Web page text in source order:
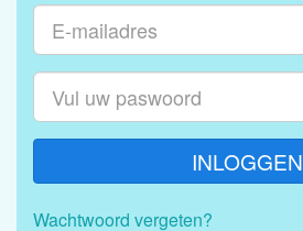
INLOGGEN
Wachtwoord vergeten?